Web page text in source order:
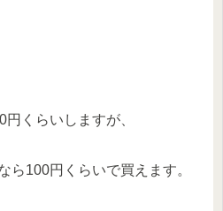
くらいしますが、
ら100円くらいで買えます。